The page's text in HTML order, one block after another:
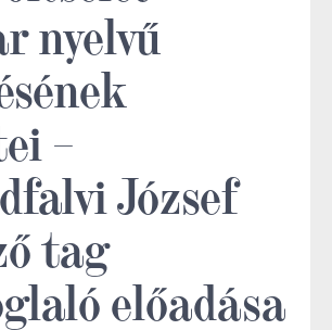
nyelvű
–
József
tag
előadása